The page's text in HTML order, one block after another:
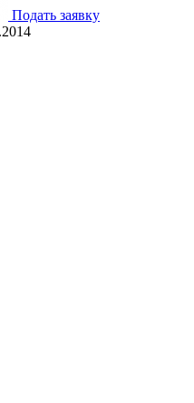
Подать заявку